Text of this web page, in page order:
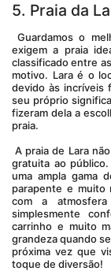
5. Praia da
Guardamos o melhor para o final! As férias perfeitas na praia
exigem a praia
classificado entre
motivo. Lara é o
devido às incríveis
seu próprio
fizeram dela a
praia.
A praia de Lara não é gratuita, mas tem uma seção oeste aberta e
gratuita ao
uma ampla gama
parapente e muito
com a
simplesmente
carrinho e muito
grandeza quando
próxima vez que
toque de diversão!